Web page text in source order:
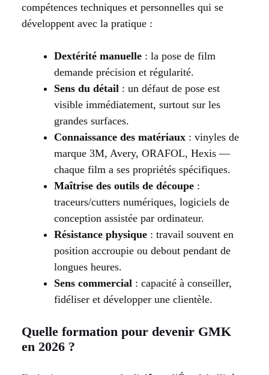
compétences techniques et personnelles qui se
développent avec la pratique :
Dextérité manuelle : la pose de film
demande précision et régularité.
Sens du détail : un défaut de pose est
visible immédiatement, surtout sur les
grandes surfaces.
Connaissance des matériaux : vinyles de
marque 3M, Avery, ORAFOL, Hexis —
chaque film a ses propriétés spécifiques.
Maîtrise des outils de découpe :
traceurs/cutters numériques, logiciels de
conception assistée par ordinateur.
Résistance physique : travail souvent en
position accroupie ou debout pendant de
longues heures.
Sens commercial : capacité à conseiller,
fidéliser et développer une clientèle.
Quelle formation pour devenir GMK
en 2026 ?